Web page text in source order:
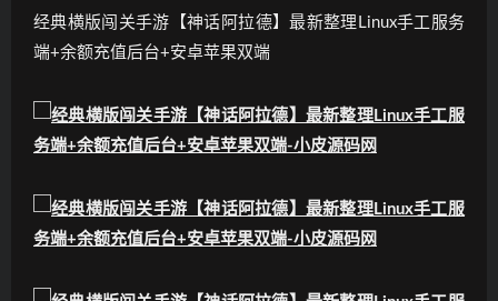
经典横版闯关手游【神话阿拉德】最新整理Linux手工服务
端+余额充值后台+安卓苹果双端